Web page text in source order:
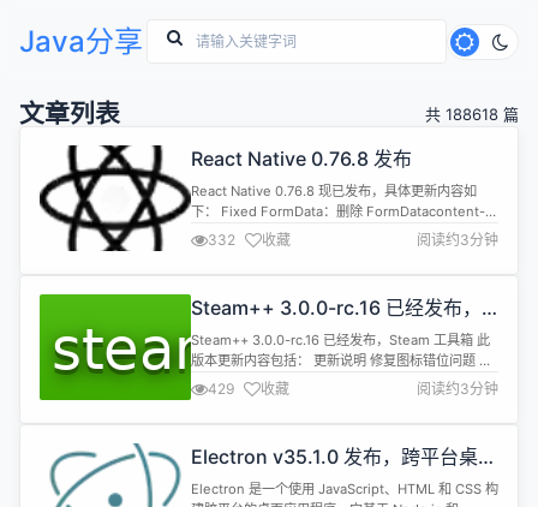
Java分享
文章列表 共 188618 篇
React Native 0.76.8 发布
React Native 0.76.8 现已发布，具体更新内容如
下： Fixed FormData：删除 FormDatacontent-
dispositionheader中不合规的filename*属性
（9e846b4d11） DevX：当网络压力过大时，
DevTools 会断开连接。（08c04147ba） JS：修复
332 收藏 阅读约3分钟
Steam++ 3.0.0-rc.16 已经发布，
Steam 工具箱
Steam++ 3.0.0-rc.16 已经发布，Steam 工具箱 此
版本更新内容包括： 更新说明 修复图标错位问题 升
级 Avalonia 至11.2.5 修复 docker hub 加速 新增反
代 http3 支持 修复加速项存在部分选中时，加速后
依然错误的全选生效问题 修复网络测试出现错误会导
题 已知问...
429 收藏 阅读约3分钟
Electron v35.1.0 发布，跨平台桌面
应用开发工具
Electron 是一个使用 JavaScript、HTML 和 CSS 构